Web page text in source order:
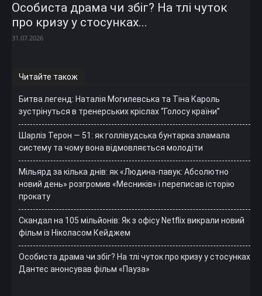
Особиста драма чи збіг? На тлі чуток
про кризу у стосунках...
31.07.2026
Читайте також
Битва легенд: Наталія Могилевська та Тіна Кароль
зустрінуться в тренерських кріслах “Голосу країни”
Шарліз Терон — 51: як голлівудська бунтарка зламала
систему та чому вона відмовляється молодіти
Мільярд за кілька днів: як «Людина-павук: Абсолютно
новий день» розгромив «Месників» і переписав історію
прокату
Скандал на 105 мільйонів: Як з офісу Netflix викрали новий
фільм із Ніколасом Кейджем
Особиста драма чи збіг? На тлі чуток про кризу у стосунках
Дантес анонсував фільм «Пауза»